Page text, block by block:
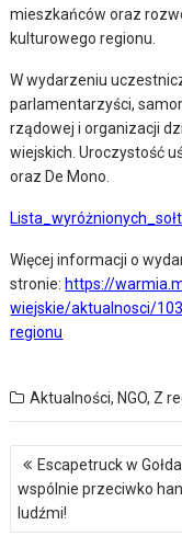
mieszkańców oraz
kulturowego regionu.
W wydarzeniu
parlamentarzyści,
rządowej i organizacji
wiejskich. Uroczystość
oraz De Mono.
Więcej informacji o
stronie: https://
wiejskie/aktualnosci/
regionu
Aktualności, NGO, Z
Nawigacja
wpisu
Escapetruck w
wspólnie przeciwko
ludźmi!